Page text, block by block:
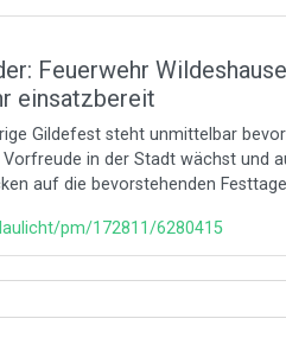
Feuerwehr
einsatzbereit
Gildefest steht unmittelbar
in der Stadt wächst und
auf die bevorstehenden
pm/172811/6280415